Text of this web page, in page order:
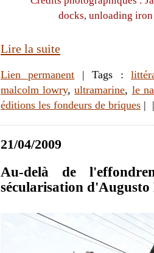
docks, unloading
Lire la suite
Lien permanent | Tags :
malcolm lowry,ultramarine, le
éditions les fondeurs de briques |
21/04/2009
Au-delà de
sécularisation d'Augusto